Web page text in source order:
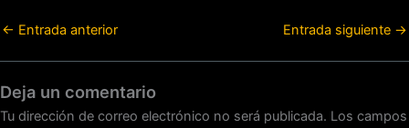
← Entrada anterior Entrada siguiente →
Deja un comentario
Tu dirección de correo electrónico no será publicada. Los campos